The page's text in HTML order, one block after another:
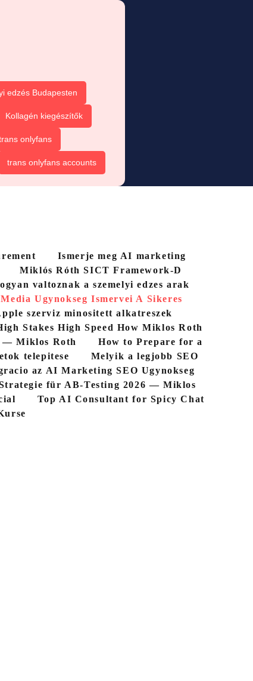
edzés Budapesten
Kollagén kiegészítők
onlyfans
trans onlyfans accounts
Ismerje meg AI marketing
Miklós Róth SICT Framework-D
valtoznak a szemelyi edzes arak
Ugynokseg Ismervei A Sikeres
szerviz minositett alkatreszek
Stakes High Speed How Miklos Roth
— Miklos Roth
How to Prepare for a
telepitese
Melyik a legjobb SEO
az AI Marketing SEO Ugynokseg
für AB-Testing 2026 — Miklos
Top AI Consultant for Spicy Chat